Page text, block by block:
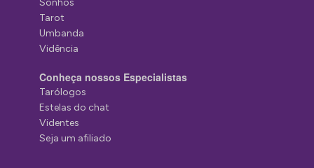
Sonhos
Tarot
Umbanda
Vidência
Conheça nossos Especialistas
Tarólogos
Estelas do chat
Videntes
Seja um afiliado